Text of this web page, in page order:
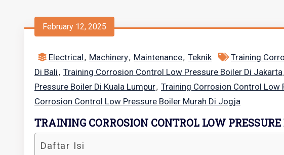
February 12, 2025
Electrical, Machinery, Maintenance, Teknik
Training
Di Bali, Training Corrosion Control Low Pressure Boiler Di Jakarta
Pressure Boiler Di Kuala Lumpur, Training Corrosion Control Low
Corrosion Control Low Pressure Boiler Murah Di Jogja
TRAINING CORROSION CONTROL LOW PRESSURE
Daftar Isi